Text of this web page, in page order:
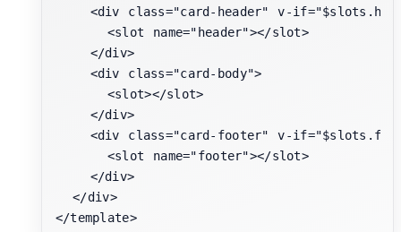
<div class="card-header" v-
      <slot name="header"></slot>
    </div>
    <div class="card-body">
      <slot></slot>
    </div>
<div class="card-footer" v-
      <slot name="footer"></slot>
    </div>
  </div>
</template>